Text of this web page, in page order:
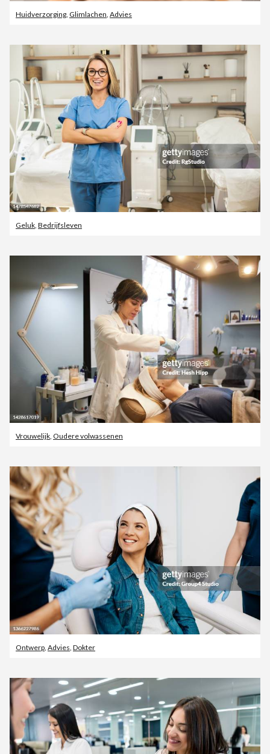
Huidverzorging Glimlachen Advies
Geluk, Bedrijfsleven
Vrouwelijk, Oudere volwassenen
Ontwerp Advies Dokter